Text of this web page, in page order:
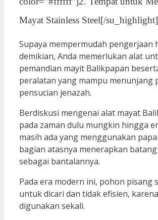
Mayat Stainless Steel[/su_highlight]
Supaya mempermudah pengerjaan
demikian, Anda memerlukan alat
pemandian mayit Balikpapan
peralatan yang mampu menunjang
pensucian jenazah.
Berdiskusi mengenai alat mayat
pada zaman dulu mungkin hingga
masih ada yang menggunakan
bagian atasnya menerapkan
sebagai bantalannya.
Pada era modern ini, pohon pisang
untuk dicari dan tidak efisien,
digunakan sekali.